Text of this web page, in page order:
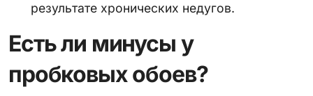
результате хронических недугов.
Есть ли минусы у
пробковых обоев?